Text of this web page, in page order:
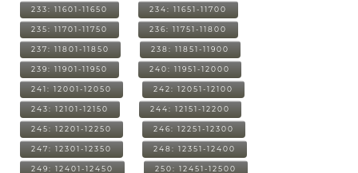
233: 11601-11650 234: 11651-11700
235: 11701-11750 236: 11751-11800
237: 11801-11850 238: 11851-11900
239: 11901-11950 240: 11951-12000
241: 12001-12050 242: 12051-12100
243: 12101-12150 244: 12151-12200
245: 12201-12250 246: 12251-12300
247: 12301-12350 248: 12351-12400
249: 12401-12450 250: 12451-12500